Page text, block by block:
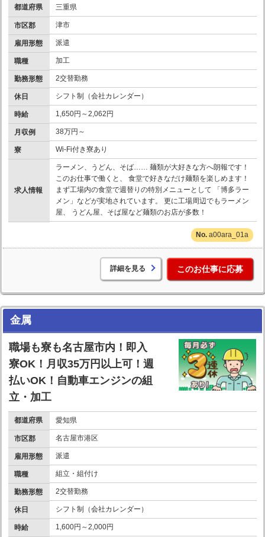
都道府県 三重県
市区郡 津市
雇用形態 派遣
職種 加工
勤務形態 2交替勤務
休日 シフト制（会社カレンダー）
時給 1,650円～2,062円
月収例 38万円～
寮 Wi-Fi付き寮あり
求人情報
ラーメン、うどん、そば…… 麺類が大好きな方へ朗報です！
このお仕事で働くと、 食堂で好きなだけ麺類を楽しめます！
まず工場内の食堂で週替りの特別メニューとして 「博多ラー
メン」などが実地されています。 更に工場周辺でもラーメン
屋、 うどん屋、そば屋など麺類のお店が多数！
a00ara_01a
詳細を見る このお仕事に応募
金属
職場も寮も名古屋市内！即入
寮OK！月収35万円以上可！週
払いOK！自動車エンジンの組
立・加工
都道府県 愛知県
市区郡 名古屋市港区
雇用形態 派遣
職種 組立・組付け
勤務形態 2交替勤務
休日 シフト制（会社カレンダー）
時給 1,600円～2,000円